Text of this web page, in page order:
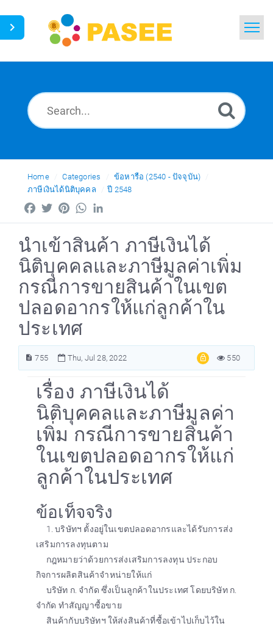
News
Ask a Question
Home Categories
ข้อหารือ (2540 - ปัจจุบัน)
ภาษีเงินได้นิติบุคคล
ปี 2548
FacebookTwitterPinterestWhatsApp
นำเข้าสินค้า ภาษีเงินได้
นิติบุคคลและภาษีมูลค่าเพิ่ม
กรณีการขายสินค้าในเขต
ปลอดอากรให้แก่ลูกค้าใน
ประเทศ
755 Thu, Jul 28, 2022 550
เรื่อง ภาษีเงินได้
นิติบุคคลและภาษีมูลค่า
เพิ่ม กรณีการขายสินค้า
ในเขตปลอดอากรให้แก่
ลูกค้าในประเทศ
ข้อเท็จจริง
1. บริษัทฯ ตั้งอยู่ในเขตปลอดอากรและได้รับการส่ง
เสริมการลงทุนตาม
กฎหมายว่าด้วยการส่งเสริมการลงทุน ประกอบ
กิจการผลิตสินค้าจำหน่ายให้แก่
บริษัท ก. จำกัด ซึ่งเป็นลูกค้าในประเทศ โดยบริษัท ก.
จำกัด ทำสัญญาซื้อขาย
สินค้ากับบริษัทฯ ให้ส่งสินค้าที่ซื้อเข้าไปเก็บไว้ใน